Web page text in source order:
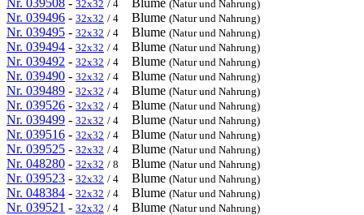
32x32 / 4 (Natur und Nahrung)
Nr. 039496 - 32x32 / 4 Blume (Natur und Nahrung)
Nr. 039495 - 32x32 / 4 Blume (Natur und Nahrung)
Nr. 039494 - 32x32 / 4 Blume (Natur und Nahrung)
Nr. 039492 - 32x32 / 4 Blume (Natur und Nahrung)
Nr. 039490 - 32x32 / 4 Blume (Natur und Nahrung)
Nr. 039489 - 32x32 / 4 Blume (Natur und Nahrung)
Nr. 039526 - 32x32 / 4 Blume (Natur und Nahrung)
Nr. 039499 - 32x32 / 4 Blume (Natur und Nahrung)
Nr. 039516 - 32x32 / 4 Blume (Natur und Nahrung)
Nr. 039525 - 32x32 / 4 Blume (Natur und Nahrung)
Nr. 048280 - 32x32 / 8 Blume (Natur und Nahrung)
Nr. 039523 - 32x32 / 4 Blume (Natur und Nahrung)
Nr. 048384 - 32x32 / 4 Blume (Natur und Nahrung)
Nr. 039521 - 32x32 / 4 Blume (Natur und Nahrung)